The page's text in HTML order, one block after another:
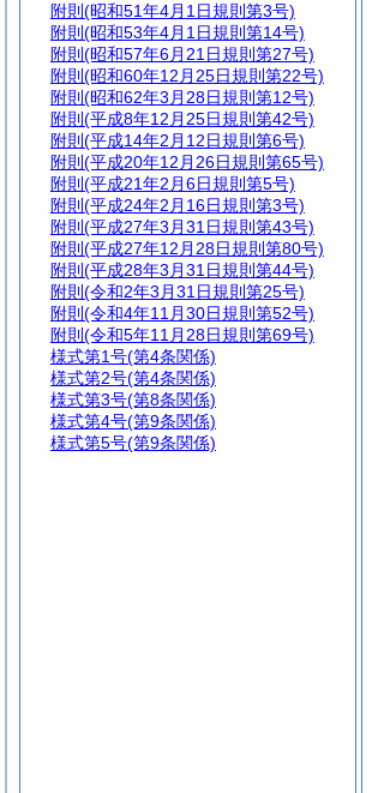
附則 (昭和51年4月1日規則第3号)
附則 (昭和53年4月1日規則第14号)
附則 (昭和57年6月21日規則第27号)
附則 (昭和60年12月25日規則第22号)
附則 (昭和62年3月28日規則第12号)
附則 (平成8年12月25日規則第42号)
附則 (平成14年2月12日規則第6号)
附則 (平成20年12月26日規則第65号)
附則 (平成21年2月6日規則第5号)
附則 (平成24年2月16日規則第3号)
附則 (平成27年3月31日規則第43号)
附則 (平成27年12月28日規則第80号)
附則 (平成28年3月31日規則第44号)
附則 (令和2年3月31日規則第25号)
附則 (令和4年11月30日規則第52号)
附則 (令和5年11月28日規則第69号)
様式第1号(第4条関係)
様式第2号(第4条関係)
様式第3号(第8条関係)
様式第4号(第9条関係)
様式第5号(第9条関係)